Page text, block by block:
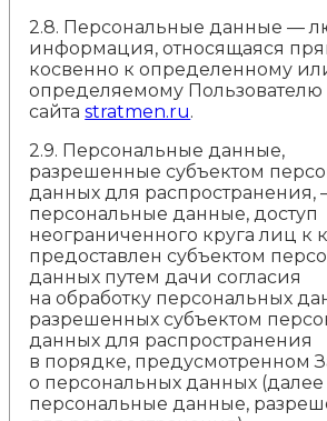
2.8. Персональные данные —
информация, относящаяся
косвенно к определенному
определяемому Пользователю
сайтаstratmen.ru.
2.9. Персональные данные,
разрешенные субъектом
данных для распространения,
персональные данные, доступ
неограниченного круга лиц к
предоставлен субъектом
данных путем дачи согласия
на обработку персональных
разрешенных субъектом
данных для распространения
в порядке, предусмотренном
о персональных данных
персональные данные,